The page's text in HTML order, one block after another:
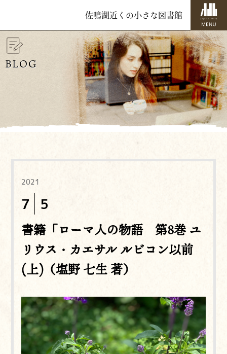
佐鳴湖近くの小さな図書館
BLOG
2021
7 5
書籍「ローマ人の物語 第8巻 ユ
リウス・カエサル ルビコン以前
(上)（塩野 七生 著）